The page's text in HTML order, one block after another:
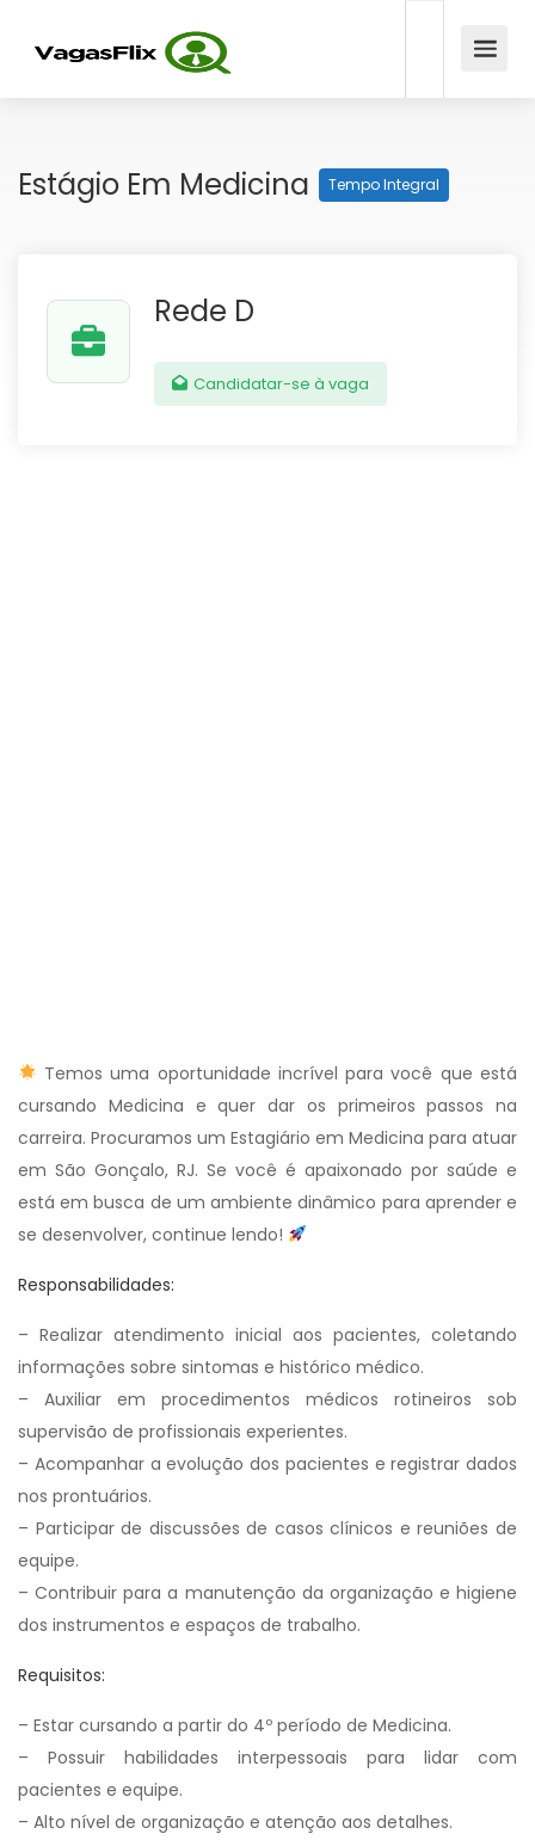
Estágio Em Medicina Tempo Integral
Rede D
Candidatar-se à vaga
Temos uma oportunidade incrível para você que está
cursando Medicina e quer dar os primeiros passos na
carreira. Procuramos um Estagiário em Medicina para atuar
em São Gonçalo, RJ. Se você é apaixonado por saúde e
está em busca de um ambiente dinâmico para aprender e
se desenvolver, continue lendo!
Responsabilidades:
– Realizar atendimento inicial aos pacientes, coletando
informações sobre sintomas e histórico médico.
– Auxiliar em procedimentos médicos rotineiros sob
supervisão de profissionais experientes.
– Acompanhar a evolução dos pacientes e registrar dados
nos prontuários.
– Participar de discussões de casos clínicos e reuniões de
equipe.
– Contribuir para a manutenção da organização e higiene
dos instrumentos e espaços de trabalho.
Requisitos:
– Estar cursando a partir do 4º período de Medicina.
– Possuir habilidades interpessoais para lidar com
pacientes e equipe.
– Alto nível de organização e atenção aos detalhes.